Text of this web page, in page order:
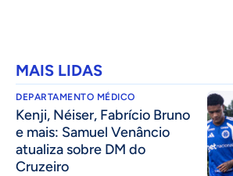
MAIS LIDAS
DEPARTAMENTO MÉDICO
Kenji, Néiser, Fabrício Bruno
e mais: Samuel Venâncio
atualiza sobre DM do
Cruzeiro